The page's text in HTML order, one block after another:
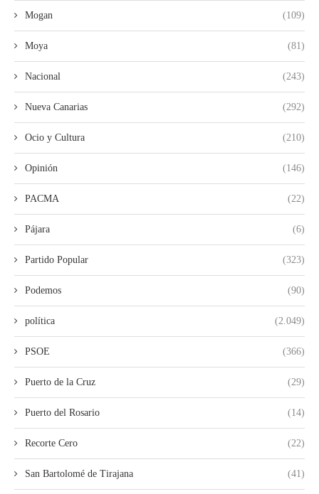
Mogan (109)
Moya (81)
Nacional (243)
Nueva Canarias (292)
Ocio y Cultura (210)
Opinión (146)
PACMA (22)
Pájara (6)
Partido Popular (323)
Podemos (90)
política (2.049)
PSOE (366)
Puerto de la Cruz (29)
Puerto del Rosario (14)
Recorte Cero (22)
San Bartolomé de Tirajana (41)